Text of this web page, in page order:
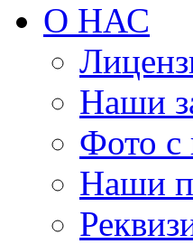
О НАС
Наши
Фото с
Наши